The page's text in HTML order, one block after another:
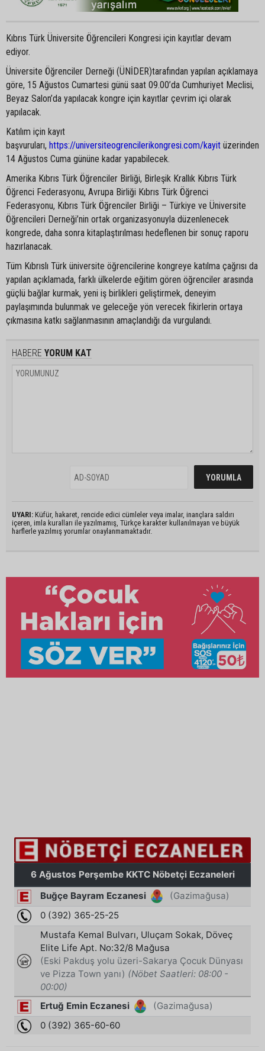
Kıbrıs Türk Üniversite Öğrencileri Kongresi için kayıtlar devam
ediyor.
Üniversite Öğrenciler Derneği (ÜNİDER)tarafından yapılan açıklamaya
göre, 15 Ağustos Cumartesi günü saat 09.00’da Cumhuriyet Meclisi,
Beyaz Salon’da yapılacak kongre için kayıtlar çevrim içi olarak
yapılacak.
Katılım için kayıt
başvuruları, https://universiteogrencilerikongresi.com/kayit üzerinden
14 Ağustos Cuma gününe kadar yapabilecek.
Amerika Kıbrıs Türk Öğrenciler Birliği, Birleşik Krallık Kıbrıs Türk
Öğrenci Federasyonu, Avrupa Birliği Kıbrıs Türk Öğrenci
Federasyonu, Kıbrıs Türk Öğrenciler Birliği – Türkiye ve Üniversite
Öğrencileri Derneği’nin ortak organizasyonuyla düzenlenecek
kongrede, daha sonra kitaplaştırılması hedeflenen bir sonuç raporu
hazırlanacak.
Tüm Kıbrıslı Türk üniversite öğrencilerine kongreye katılma çağrısı da
yapılan açıklamada, farklı ülkelerde eğitim gören öğrenciler arasında
güçlü bağlar kurmak, yeni iş birlikleri geliştirmek, deneyim
paylaşımında bulunmak ve geleceğe yön verecek fikirlerin ortaya
çıkmasına katkı sağlanmasının amaçlandığı da vurgulandı.
HABERE YORUM KAT
UYARI: Küfür, hakaret, rencide edici cümleler veya imalar, inançlara saldırı
içeren, imla kuralları ile yazılmamış, Türkçe karakter kullanılmayan ve büyük
harflerle yazılmış yorumlar onaylanmamaktadır.